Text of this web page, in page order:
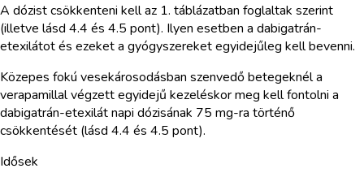
A dózist csökkenteni kell az 1. táblázatban foglaltak szerint
(illetve lásd 4.4 és 4.5 pont). Ilyen esetben a dabigatrán-
etexilátot és ezeket a gyógyszereket egyidejűleg kell bevenni.
Közepes fokú vesekárosodásban szenvedő betegeknél a
verapamillal végzett egyidejű kezeléskor meg kell fontolni a
dabigatrán-etexilát napi dózisának 75 mg-ra történő
csökkentését (lásd 4.4 és 4.5 pont).
Idősek